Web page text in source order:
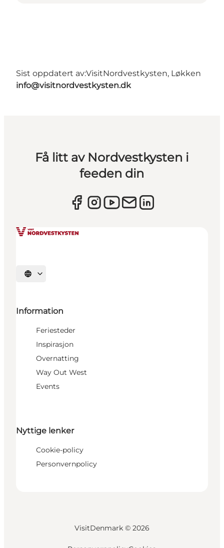
Sist oppdatert av:VisitNordvestkysten, Løkken
info@visitnordvestkysten.dk
Få litt av Nordvestkysten i
feeden din
Velg språk
Information
Feriesteder
Inspirasjon
Overnatting
Way Out West
Events
Nyttige lenker
Cookie-policy
Personvernpolicy
VisitDenmark © 2026